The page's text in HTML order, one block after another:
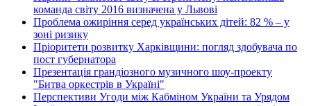
команда світу 2016 визначена у Львові
Проблема ожиріння серед українських дітей: 82 % – у
зоні ризику
Пріоритети розвитку Харківщини: погляд здобувача по
пост губернатора
Презентація грандіозного музичного шоу-проекту
"Битва оркестрів в Україні"
Перспективи Угоди між Кабміном України та Урядом